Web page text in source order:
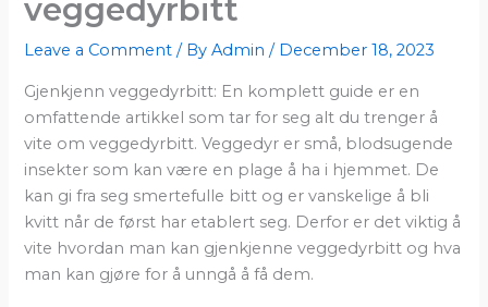
veggedyrbitt
Leave a Comment / ByAdmin/ December 18, 2023
Gjenkjenn veggedyrbitt: En komplett guide er en
omfattende artikkel som tar for seg alt du trenger å
vite om veggedyrbitt. Veggedyr er små, blodsugende
insekter som kan være en plage å ha i hjemmet. De
kan gi fra seg smertefulle bitt og er vanskelige å bli
kvitt når de først har etablert seg. Derfor er det viktig å
vite hvordan man kan gjenkjenne veggedyrbitt og hva
man kan gjøre for å unngå å få dem.